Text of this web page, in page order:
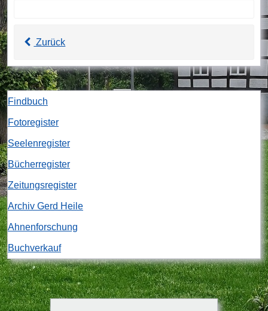
Zurück
Findbuch
Fotoregister
Seelenregister
Bücherregister
Zeitungsregister
Archiv Gerd Heile
Ahnenforschung
Buchverkauf